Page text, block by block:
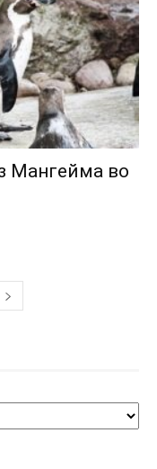
Мангейма во